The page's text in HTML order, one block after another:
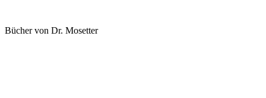
Bücher von Dr. Mosetter